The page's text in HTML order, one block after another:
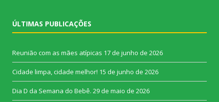
ÚLTIMAS PUBLICAÇÕES
Reunião com as mães atípicas 17 de junho de 2026
Cidade limpa, cidade melhor! 15 de junho de 2026
Dia D da Semana do Bebê. 29 de maio de 2026